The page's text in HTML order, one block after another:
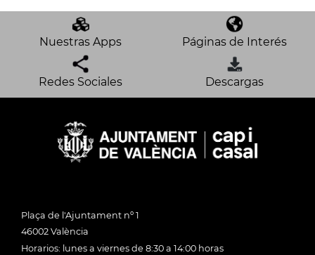
Nuestras Apps Páginas de Interés
Redes Sociales Descargas
Plaça de l'Ajuntament nº 1
46002 València
Horarios: lunes a viernes de 8:30 a 14:00 horas